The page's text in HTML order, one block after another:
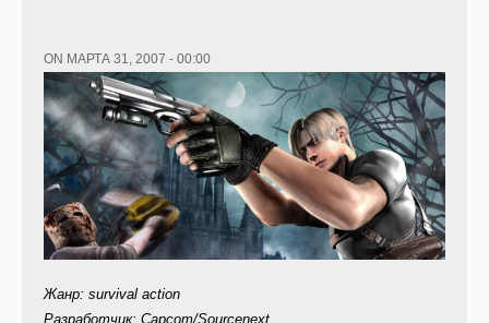
ON МАРТА 31, 2007 - 00:00
Жанр: survival action
Разработчик: Capcom/Sourcenext